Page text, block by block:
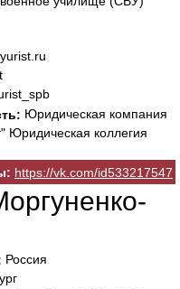
Юридическая компания
коллегия
https://vk.com/id533217547
Россия